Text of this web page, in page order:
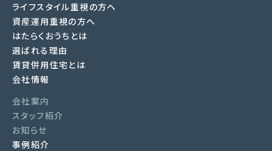
ライフスタイル重視の方へ
資産運用重視の方へ
はたらくおうちとは
選ばれる理由
賃貸併用住宅とは
会社情報
会社案内
スタッフ紹介
お知らせ
事例紹介